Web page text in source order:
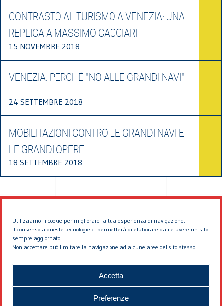
Utilizziamo i cookie per migliorare la tua esperienza di navigazione.
Il consenso a queste tecnologie ci permetterà di elaborare dati e avere un sito
sempre aggiornato.
Non accettare può limitare la navigazione ad alcune aree del sito stesso.
Accetta
Preferenze
CONTRASTO AL TURISMO A VENEZIA: UNA
REPLICA A MASSIMO CACCIARI
15 NOVEMBRE 2018
VENEZIA: PERCHÈ "NO ALLE GRANDI NAVI"
24 SETTEMBRE 2018
MOBILITAZIONI CONTRO LE GRANDI NAVI E
LE GRANDI OPERE
18 SETTEMBRE 2018
© 2026 EDDYBURG